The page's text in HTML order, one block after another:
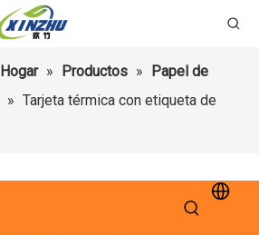
Hogar » Productos »
Papel de
» Tarjeta térmica con etiqueta de